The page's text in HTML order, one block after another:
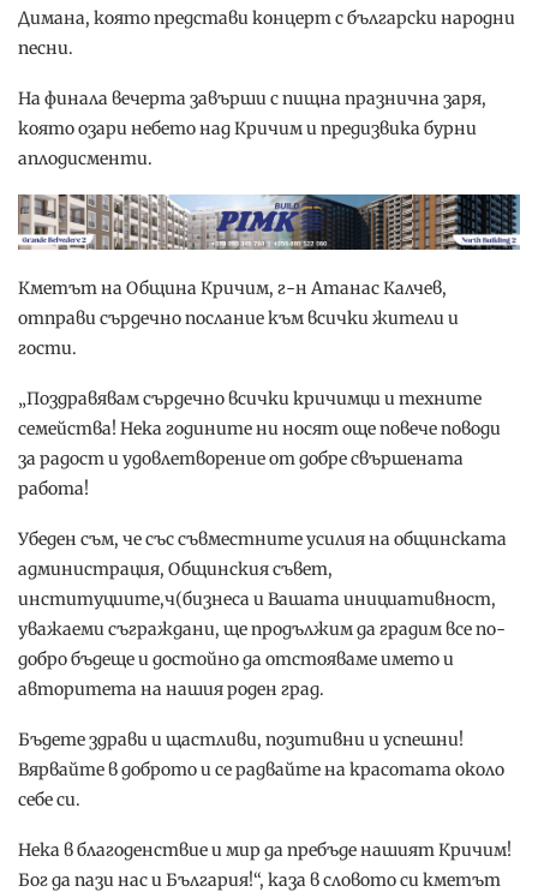
Димана, която представи концерт с български народни
песни.
На финала вечерта завърши с пищна празнична заря,
която озари небето над Кричим и предизвика бурни
аплодисменти.
Кметът на Община Кричим, г-н Атанас Калчев,
отправи сърдечно послание към всички жители и
гости.
„Поздравявам сърдечно всички кричимци и техните
семейства! Нека годините ни носят още повече поводи
за радост и удовлетворение от добре свършената
работа!
Убеден съм, че със съвместните усилия на общинската
администрация, Общинския съвет,
институциите,ч(бизнеса и Вашата инициативност,
уважаеми съграждани, ще продължим да градим все по-
добро бъдеще и достойно да отстояваме името и
авторитета на нашия роден град.
Бъдете здрави и щастливи, позитивни и успешни!
Вярвайте в доброто и се радвайте на красотата около
себе си.
Нека в благоденствие и мир да пребъде нашият Кричим!
Бог да пази нас и България!“, каза в словото си кметът